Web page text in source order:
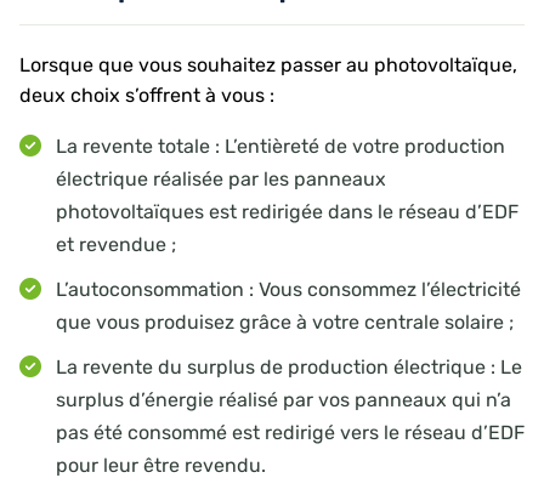
Lorsque que vous souhaitez passer au photovoltaïque,
deux choix s’offrent à vous :
La revente totale : L’entièreté de votre production
électrique réalisée par les panneaux
photovoltaïques est redirigée dans le réseau d’EDF
et revendue ;
L’autoconsommation : Vous consommez l’électricité
que vous produisez grâce à votre centrale solaire ;
La revente du surplus de production électrique : Le
surplus d’énergie réalisé par vos panneaux qui n’a
pas été consommé est redirigé vers le réseau d’EDF
pour leur être revendu.